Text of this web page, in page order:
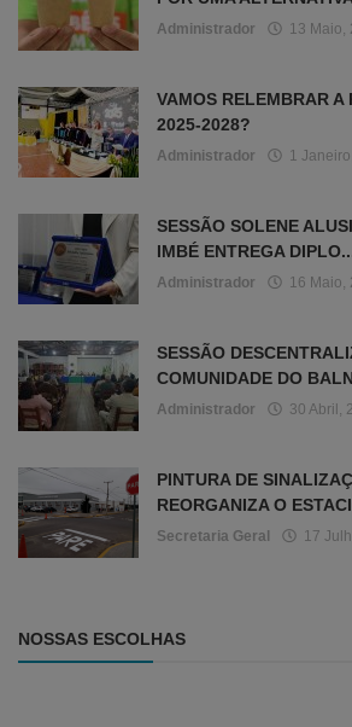
Administrador 13 Maio,
VAMOS RELEMBRAR A
2025-2028?
Administrador 1
SESSÃO SOLENE
IMBÉ ENTREGA
Administrador 16 Maio,
SESSÃO
COMUNIDADE DO
Administrador 30 Abril,
PINTURA DE
REORGANIZA O
Secretaria Geral 17
NOSSAS ESCOLHAS